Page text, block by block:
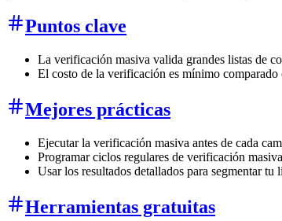
Puntos clave
La verificación masiva valida grandes listas de
El costo de la verificación es mínimo
Mejores prácticas
Ejecutar la verificación masiva antes de cada
Programar ciclos regulares de verificación
Usar los resultados detallados para segmentar
Herramientas gratuitas